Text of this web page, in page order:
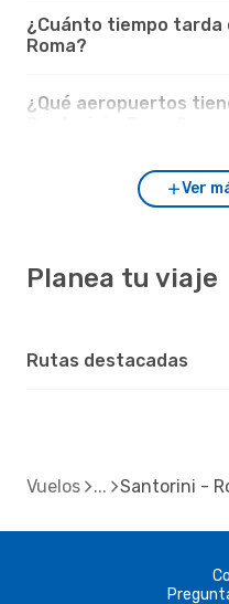
¿Cuánto tiempo tarda
Roma?
¿Qué aeropuertos
Ver
Planea tu viaje
Rutas destacadas
Vuelos Santorini -